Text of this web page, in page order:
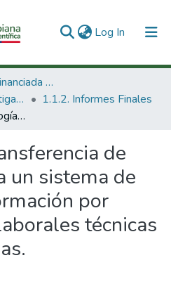
Log In (current)
1. Investigación Financiada con Recursos Públicos
1.1 Productos de investigación
1.1.2. Informes Finales
Transferencia de tecnología para un sistema de evaluación y formación por competencias laborales técnicas y administrativas.
de
un sistema de
por
técnicas